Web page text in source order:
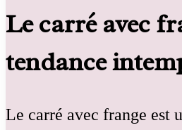
Le carré avec
tendance
Le carré avec frange est